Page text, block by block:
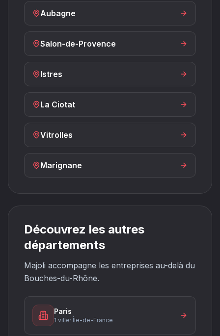
Aubagne
Salon-de-Provence
Istres
La Ciotat
Vitrolles
Marignane
Découvrez les autres
départements
Majoli accompagne les entreprises au-delà du
Bouches-du-Rhône.
Paris
1 ville· Île-de-France